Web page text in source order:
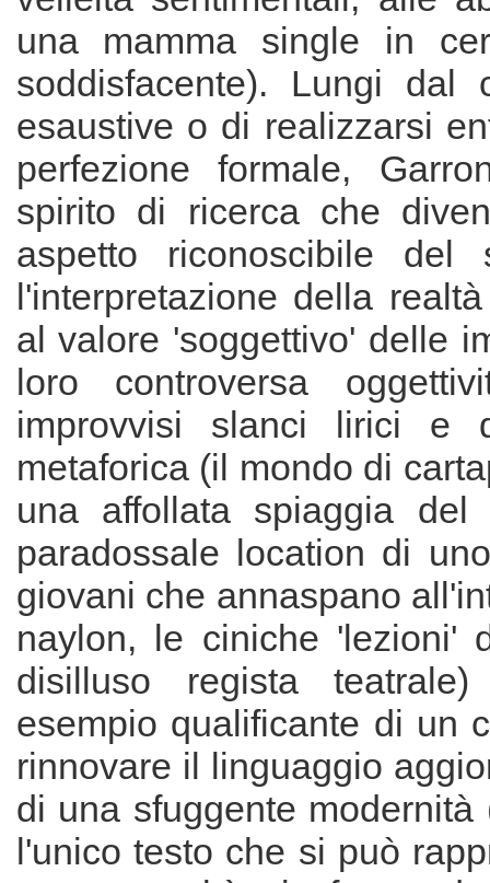
una mamma single in
soddisfacente). Lungi dal
esaustive o di realizzarsi
perfezione formale,
spirito di ricerca che
aspetto riconoscibile del
l'interpretazione della
al valore 'soggettivo' delle
loro controversa
improvvisi slanci lirici e
metaforica (il mondo di
una affollata spiaggia
paradossale location di
giovani che annaspano
naylon, le ciniche 'lezioni'
disilluso regista
esempio qualificante di un
rinnovare il linguaggio
di una sfuggente
l'unico testo che si può